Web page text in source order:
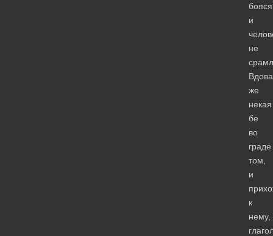
бояся
и
не
Вдова
же
некая
бе
во
граде
том,
и
к
нему,